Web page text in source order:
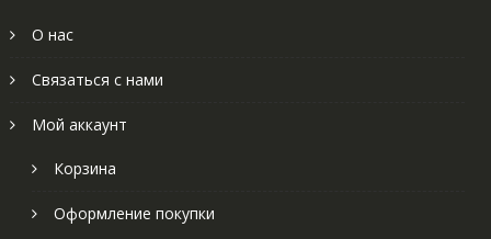
О нас
Связаться с нами
Мой аккаунт
Корзина
Оформление покупки